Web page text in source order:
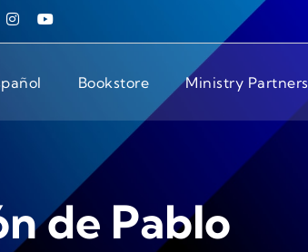
Bookstore Ministry Partners
de Pablo